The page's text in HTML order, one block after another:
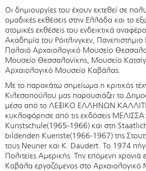
Οι δημιουργίες του έχουν εκτεθεί σε
ομαδικές εκθέσεις στην Ελλάδα και το
ατομικές εκθέσεις του ενδεικτικά
Ακαδημία του Ρόιτλινγκεν, Πανεπιστήμιο
Παλαιό Αρχαιολογικό Μουσείο
Μουσείο Θεσσαλονίκης, Μουσείο
Αρχαιολογικό Μουσείο Καβάλας.
Με το παρακάτω σημείωμα η κριτικός
Κιλεσοπούλου μας παρουσιάζει το
μέσα από το ΛΕΞΙΚΟ ΕΛΛΗΝΩΝ
κυκλοφόρησε από τις εκδόσεις
Kunstschule(1965-1966) και στη
bildenden Kuenste(1966-1967) της
τους Neuner και K. Daudert. Το 1974
Πολιτείες Αμερικής. Την επόμενη χρονιά
Καβάλα εργαζόμενος στο Αρχαιολογικό